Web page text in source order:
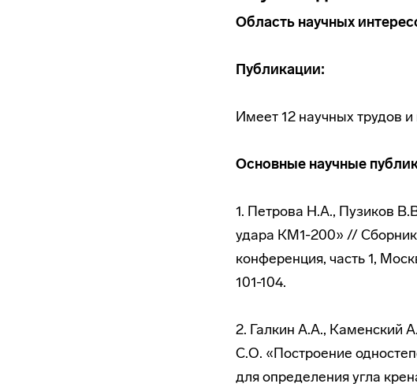
Область научных
Публикации:
Имеет 12 научных трудов и
Основные научные
1. Петрова Н.А., Пузиков
удара КМ1-200» //
конференция, часть 1,
101-104.
2. Галкин А.А., Каменский
С.О. «Построение
для определения угла